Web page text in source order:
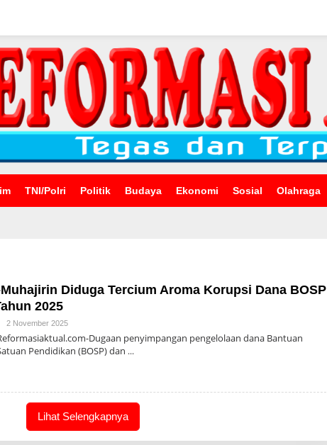
TNI/Polri Politik Budaya Ekonomi Sosial Olahraga
Diduga Tercium Aroma Korupsi Dana BOSP
2025
2 November 2025Oleh
Dugaan penyimpangan pengelolaan dana Bantuan
Pendidikan (BOSP) dan
Lihat Selengkapnya